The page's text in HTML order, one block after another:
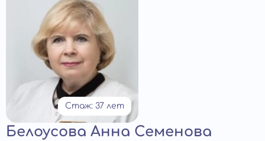
Стаж: 37 лет
Белоусова Анна Семенова